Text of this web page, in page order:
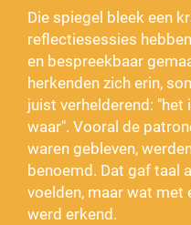
Die spiegel bleek een
reflectiesessies
en bespreekbaar
herkenden zich erin,
juist verhelderend: "het
waar". Vooral de
waren gebleven,
benoemd. Dat gaf taal
voelden, maar wat met
werd erkend.